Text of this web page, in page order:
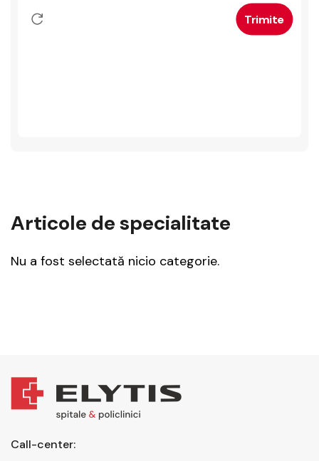
Articole de specialitate
Nu a fost selectată nicio categorie.
Call-center: